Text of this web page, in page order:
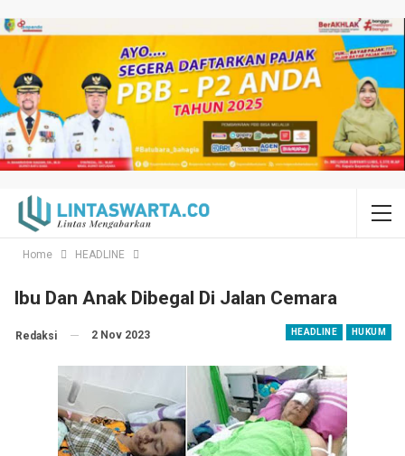
Home HEADLINE
Ibu Dan Anak Dibegal Di Jalan Cemara
HEADLINE HUKUM
Redaksi 2 Nov 2023